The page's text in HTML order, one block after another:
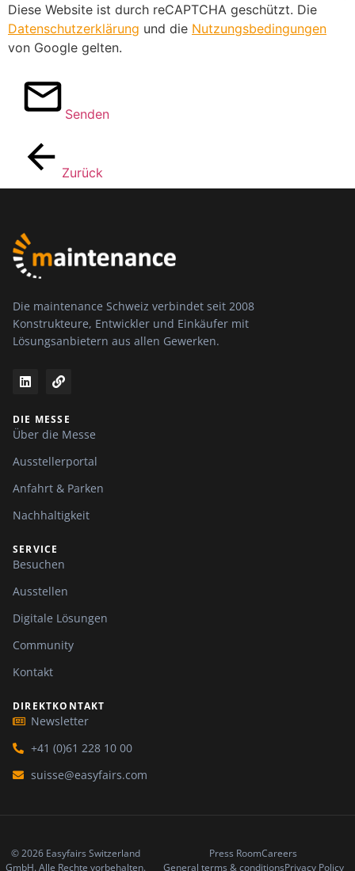
Diese Website ist durch reCAPTCHA geschützt. Die
Datenschutzerklärung und die Nutzungsbedingungen
von Google gelten.
Senden
Zurück
Die maintenance Schweiz verbindet seit 2008
Konstrukteure, Entwickler und Einkäufer mit
Lösungsanbietern aus allen Gewerken.
DIE MESSE
Über die Messe
Ausstellerportal
Anfahrt & Parken
Nachhaltigkeit
SERVICE
Besuchen
Ausstellen
Digitale Lösungen
Community
Kontakt
DIREKTKONTAKT
Newsletter
+41 (0)61 228 10 00
suisse@easyfairs.com
© 2026 Easyfairs Switzerland
GmbH. Alle Rechte vorbehalten.
Press RoomCareers
General terms & conditionsPrivacy Policy